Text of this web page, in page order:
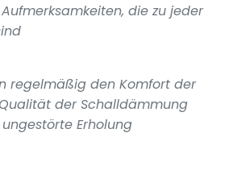
die zu jeder
regelmäßig den Komfort der
der Schalldämmung
Erholung